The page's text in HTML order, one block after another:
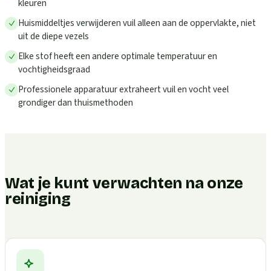
kleuren
Huismiddeltjes verwijderen vuil alleen aan de oppervlakte, niet
uit de diepe vezels
Elke stof heeft een andere optimale temperatuur en
vochtigheidsgraad
Professionele apparatuur extraheert vuil en vocht veel
grondiger dan thuismethoden
Wat je kunt verwachten na onze
reiniging